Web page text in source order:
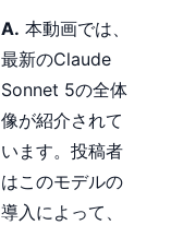
A. 本動画では、
最新のClaude
Sonnet 5の全体
像が紹介されて
います。投稿者
はこのモデルの
導入によって、